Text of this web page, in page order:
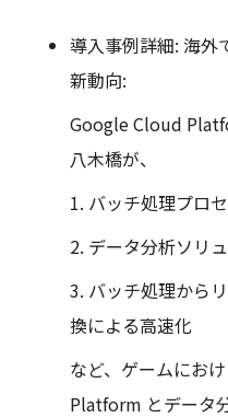
導入事例詳細: 海外
新動向:
Google Cloud
八木橋が、
1. バッチ処理プロ
2. データ分析ソリ
3. バッチ処理から
換による高速化
など、ゲームにお
Platform とデータ